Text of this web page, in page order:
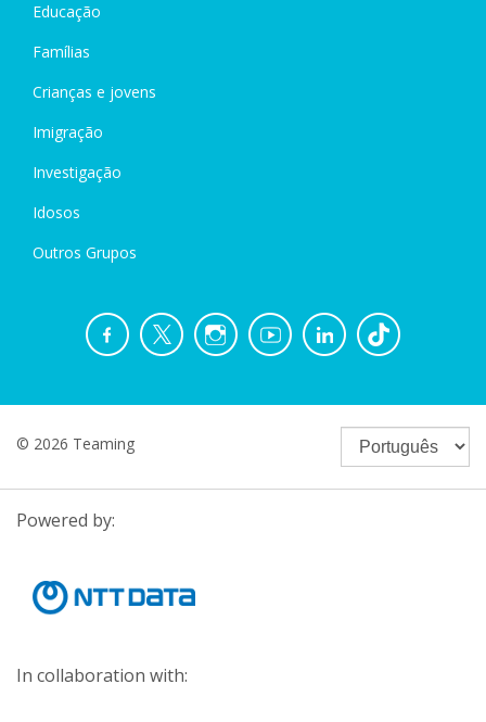
Educação
Famílias
Crianças e jovens
Imigração
Investigação
Idosos
Outros Grupos
© 2026 Teaming
Powered by:
In collaboration with: